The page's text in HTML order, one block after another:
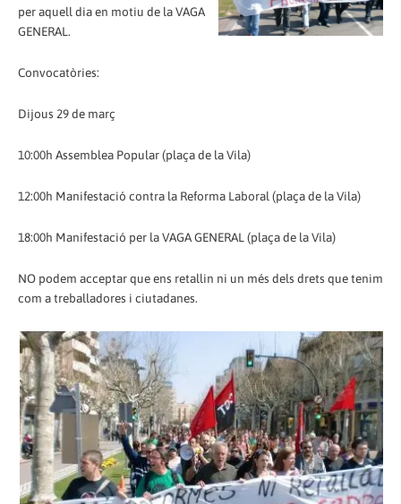
per aquell dia en motiu de la VAGA
GENERAL.
Convocatòries:
Dijous 29 de març
10:00h Assemblea Popular (plaça de la Vila)
12:00h Manifestació contra la Reforma Laboral (plaça de la Vila)
18:00h Manifestació per la VAGA GENERAL (plaça de la Vila)
NO podem acceptar que ens retallin ni un més dels drets que tenim
com a treballadores i ciutadanes.